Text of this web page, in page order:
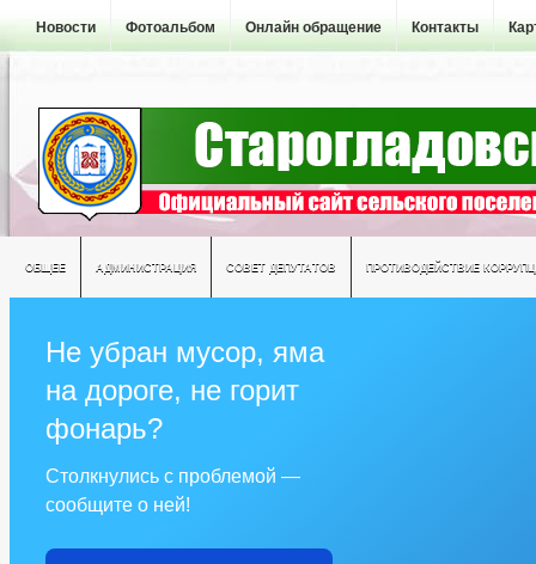
Новости Фотоальбом Онлайн обращение Контакты
ОБЩЕЕ АДМИНИСТРАЦИЯ СОВЕТ ДЕПУТАТОВ ПРОТИВОДЕЙСТВИЕ
Не убран мусор, яма
на дороге, не горит
фонарь?
Столкнулись с проблемой —
сообщите о ней!